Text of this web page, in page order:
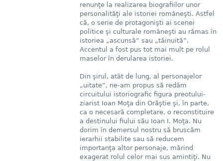
renunţe la realizarea biografiilor unor
personalităţi ale istoriei româneşti. Astfel
că, o serie de protagonişti ai scenei
politice şi culturale româneşti au rămas în
istoriea „ascunsă” sau „tăinuită”.
Accentul a fost pus tot mai mult pe rolul
maselor în derularea istoriei.
Din şirul, atât de lung, al personajelor
„uitate”, ne-am propus să redăm
circuitului istoriografic figura preotului-
ziarist Ioan Moţa din Orăştie şi, în parte,
ca o necesară completare, o reconstituire
a destinului fiului său Ioan I. Moţa. Nu
dorim în demersul nostru să bruscăm
ierarhii stabilite sau să reducem
importanţa altor personaje, mărind
exagerat rolul celor mai sus amintiţi. Nu